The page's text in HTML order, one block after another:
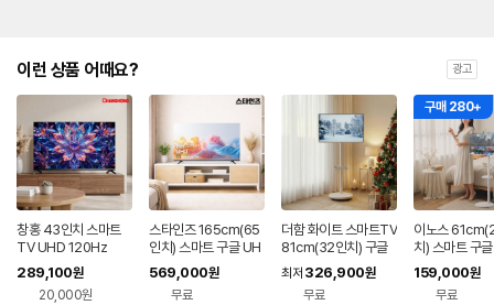
이런 상품 어때요? 광고
창홍 43인치 스마트
TV UHD 120Hz
289,100원
20,000원
스타인즈 165cm(65
인치) 스마트 구글 UH
D TV KKZ6500SU
H 중소기업 1등급
569,000원
무료
더함 화이트 스마트TV
81cm(32인치) 구글
5.0 QLED 이동식TV
최저 326,900원
무료
구매 280+
이노스
치) 스마트 구
V 넷플릭스 유
핑 소형 티비
159,000원
무료